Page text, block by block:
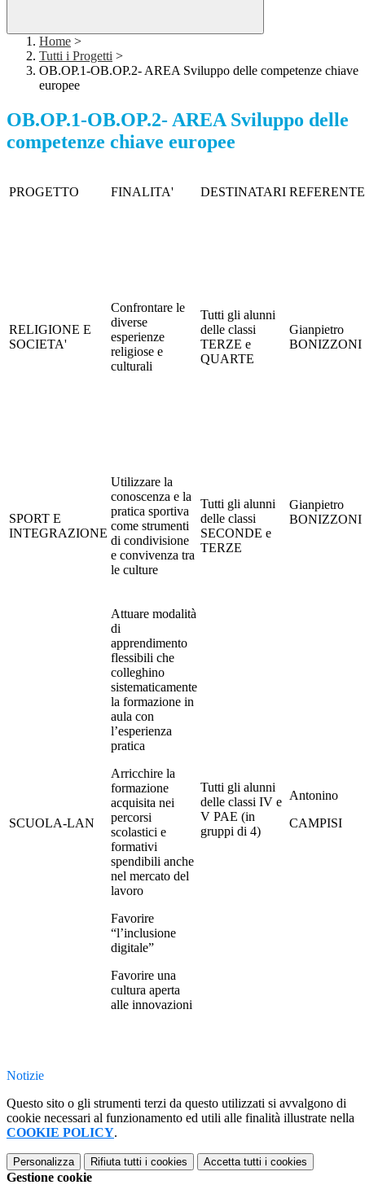
Home >
Tutti i Progetti >
OB.OP.1-OB.OP.2- AREA Sviluppo delle competenze chiave
europee
OB.OP.1-OB.OP.2- AREA Sviluppo delle
competenze chiave europee
PROGETTO FINALITA' DESTINATARI REFERENTE
RELIGIONE E
SOCIETA'
Confrontare le
diverse
esperienze
religiose e
culturali
Tutti gli alunni
delle classi
TERZE e
QUARTE
Gianpietro
BONIZZONI
SPORT E
INTEGRAZIONE
Utilizzare la
conoscenza e la
pratica sportiva
come strumenti
di condivisione
e convivenza tra
le culture
Tutti gli alunni
delle classi
SECONDE e
TERZE
Gianpietro
BONIZZONI
SCUOLA-LAN
Attuare modalità
di
apprendimento
flessibili che
colleghino
sistematicamente
la formazione in
aula con
l’esperienza
pratica
Arricchire la
formazione
acquisita nei
percorsi
scolastici e
formativi
spendibili anche
nel mercato del
lavoro
Favorire
“l’inclusione
digitale”
Favorire una
cultura aperta
alle innovazioni
Tutti gli alunni
delle classi IV e
V PAE (in
gruppi di 4)
Antonino
CAMPISI
Notizie
Questo sito o gli strumenti terzi da questo utilizzati si avvalgono di
cookie necessari al funzionamento ed utili alle finalità illustrate nella
COOKIE POLICY.
Personalizza Rifiuta tutti i cookies Accetta tutti i cookies
Gestione cookie